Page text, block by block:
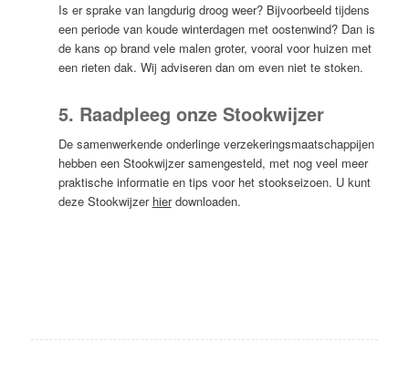
Is er sprake van langdurig droog weer? Bijvoorbeeld tijdens
een periode van koude winterdagen met oostenwind? Dan is
de kans op brand vele malen groter, vooral voor huizen met
een rieten dak. Wij adviseren dan om even niet te stoken.
5. Raadpleeg onze Stookwijzer
De samenwerkende onderlinge verzekeringsmaatschappijen
hebben een Stookwijzer samengesteld, met nog veel meer
praktische informatie en tips voor het stookseizoen. U kunt
deze Stookwijzer hierdownloaden.